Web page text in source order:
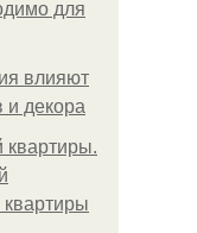
для
влияют
и декора
квартиры.
квартиры